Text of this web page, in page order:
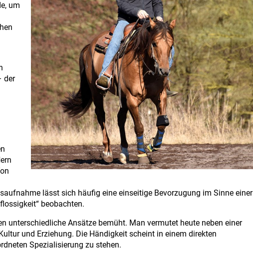
um
der
lässt sich häufig eine einseitige Bevorzugung im Sinne einer
beobachten.
unterschiedliche Ansätze bemüht. Man vermutet heute neben einer
und Erziehung. Die Händigkeit scheint in einem direkten
Spezialisierung zu stehen.